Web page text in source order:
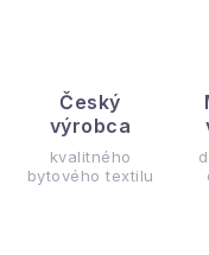
Český
výrobca
kvalitného
bytového textilu